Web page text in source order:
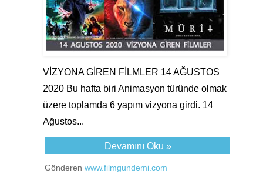
VİZYONA GİREN FİLMLER 14 AĞUSTOS
2020 Bu hafta biri Animasyon türünde olmak
üzere toplamda 6 yapım vizyona girdi. 14
Ağustos...
Devamını Oku »
Gönderen www.filmgundemi.com